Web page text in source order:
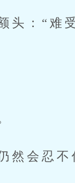
：“难受
会忍不